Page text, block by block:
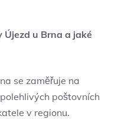
Újezd u Brna a jaké
se zaměřuje na
poštovních
v regionu.